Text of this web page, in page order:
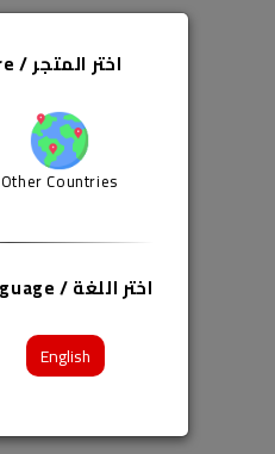
Select Store / اختر المتجر
Other Countries
Select Language / اختر اللغة
English